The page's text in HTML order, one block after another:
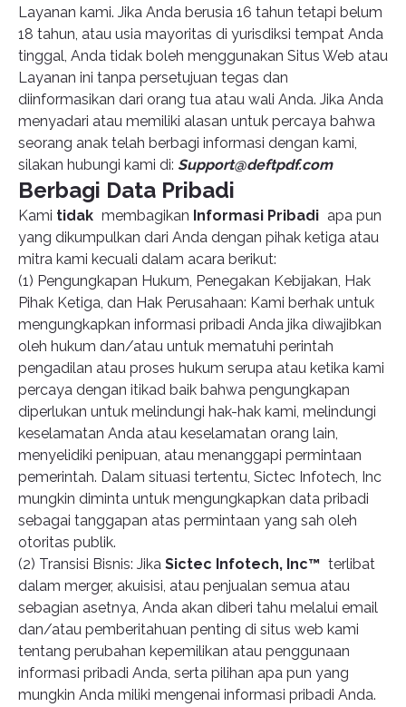
Layanan kami. Jika Anda berusia 16 tahun tetapi belum
18 tahun, atau usia mayoritas di yurisdiksi tempat Anda
tinggal, Anda tidak boleh menggunakan Situs Web atau
Layanan ini tanpa persetujuan tegas dan
diinformasikan dari orang tua atau wali Anda. Jika Anda
menyadari atau memiliki alasan untuk percaya bahwa
seorang anak telah berbagi informasi dengan kami,
silakan hubungi kami di: Support@deftpdf.com
Berbagi Data Pribadi
Kami tidak membagikan Informasi Pribadi apa pun
yang dikumpulkan dari Anda dengan pihak ketiga atau
mitra kami kecuali dalam acara berikut:
(1) Pengungkapan Hukum, Penegakan Kebijakan, Hak
Pihak Ketiga, dan Hak Perusahaan: Kami berhak untuk
mengungkapkan informasi pribadi Anda jika diwajibkan
oleh hukum dan/atau untuk mematuhi perintah
pengadilan atau proses hukum serupa atau ketika kami
percaya dengan itikad baik bahwa pengungkapan
diperlukan untuk melindungi hak-hak kami, melindungi
keselamatan Anda atau keselamatan orang lain,
menyelidiki penipuan, atau menanggapi permintaan
pemerintah. Dalam situasi tertentu, Sictec Infotech, Inc
mungkin diminta untuk mengungkapkan data pribadi
sebagai tanggapan atas permintaan yang sah oleh
otoritas publik.
(2) Transisi Bisnis: Jika Sictec Infotech, Inc™ terlibat
dalam merger, akuisisi, atau penjualan semua atau
sebagian asetnya, Anda akan diberi tahu melalui email
dan/atau pemberitahuan penting di situs web kami
tentang perubahan kepemilikan atau penggunaan
informasi pribadi Anda, serta pilihan apa pun yang
mungkin Anda miliki mengenai informasi pribadi Anda.